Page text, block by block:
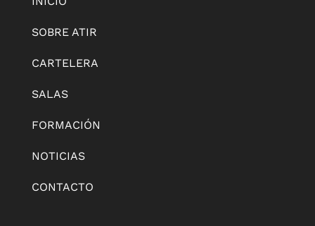
SOBRE ATIR
CARTELERA
SALAS
FORMACIÓN
NOTICIAS
CONTACTO